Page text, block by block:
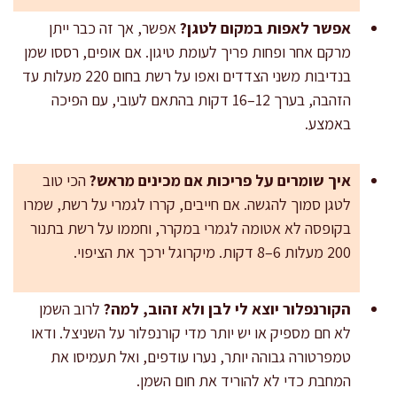
אפשר לאפות במקום לטגן?אפשר, אך זה כבר ייתן
מרקם אחר ופחות פריך לעומת טיגון. אם אופים, רססו שמן
בנדיבות משני הצדדים ואפו על רשת בחום 220 מעלות עד
הזהבה, בערך 12–16 דקות בהתאם לעובי, עם הפיכה
באמצע.
איך שומרים על פריכות אם מכינים מראש? הכי טוב
לטגן סמוך להגשה. אם חייבים, קררו לגמרי על רשת, שמרו
בקופסה לא אטומה לגמרי במקרר, וחממו על רשת בתנור
200 מעלות 6–8 דקות. מיקרוגל ירכך את הציפוי.
הקורנפלור יוצא לי לבן ולא זהוב, למה? לרוב השמן
לא חם מספיק או יש יותר מדי קורנפלור על השניצל. ודאו
טמפרטורה גבוהה יותר, נערו עודפים, ואל תעמיסו את
המחבת כדי לא להוריד את חום השמן.